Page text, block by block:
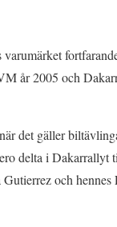
år 2005 och
det gäller
delta i Dakarrallyt
och